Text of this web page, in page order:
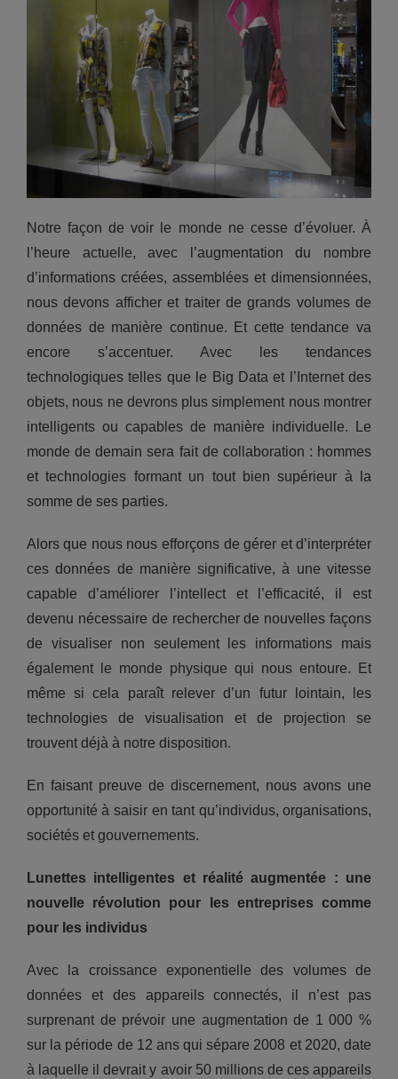
Notre façon de voir le monde ne cesse d’évoluer. À
l’heure actuelle, avec l’augmentation du nombre
d’informations créées, assemblées et dimensionnées,
nous devons afficher et traiter de grands volumes de
données de manière continue. Et cette tendance va
encore s’accentuer. Avec les tendances
technologiques telles que le Big Data et l’Internet des
objets, nous ne devrons plus simplement nous montrer
intelligents ou capables de manière individuelle. Le
monde de demain sera fait de collaboration : hommes
et technologies formant un tout bien supérieur à la
somme de ses parties.
Alors que nous nous efforçons de gérer et d’interpréter
ces données de manière significative, à une vitesse
capable d’améliorer l’intellect et l’efficacité, il est
devenu nécessaire de rechercher de nouvelles façons
de visualiser non seulement les informations mais
également le monde physique qui nous entoure. Et
même si cela paraît relever d’un futur lointain, les
technologies de visualisation et de projection se
trouvent déjà à notre disposition.
En faisant preuve de discernement, nous avons une
opportunité à saisir en tant qu’individus, organisations,
sociétés et gouvernements.
Lunettes intelligentes et réalité augmentée : une
nouvelle révolution pour les entreprises comme
pour les individus
Avec la croissance exponentielle des volumes de
données et des appareils connectés, il n’est pas
surprenant de prévoir une augmentation de 1 000 %
sur la période de 12 ans qui sépare 2008 et 2020, date
à laquelle il devrait y avoir 50 millions de ces appareils